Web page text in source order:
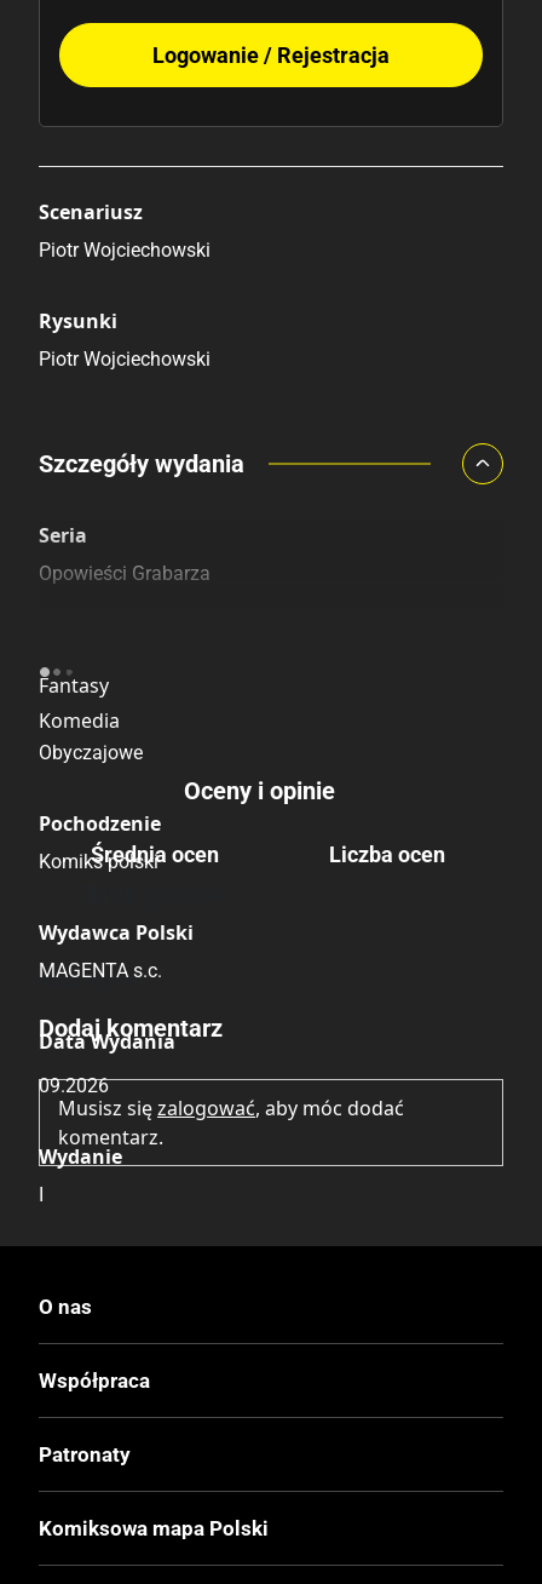
Logowanie / Rejestracja
Scenariusz
Piotr Wojciechowski
Rysunki
Piotr Wojciechowski
Porównaj ceny
Szczegóły wydania
Seria
Opowieści Grabarza
Fantasy
Komedia
Obyczajowe
Pochodzenie
Komiks polski
Wydawca Polski
MAGENTA s.c.
Data Wydania
09.2026
Wydanie
I
Kolor
Oprawa
Miękka
210x297 mm
Oceny i opinie
Średnia ocen Liczba ocen
Brak opinii.
Dodaj komentarz
Musisz sięzalogować, aby móc dodać
komentarz.
O nas
Współpraca
Patronaty
Komiksowa mapa Polski